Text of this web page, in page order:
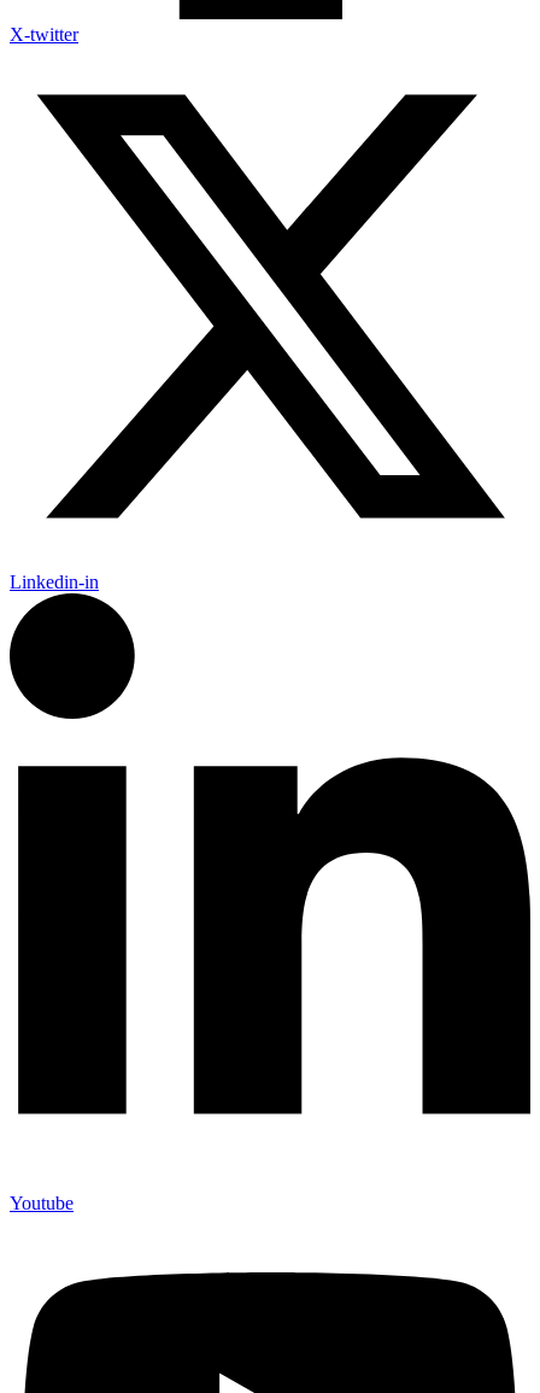
X-twitter
Linkedin-in
Youtube